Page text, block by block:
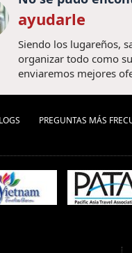
ayudarle
Siendo los lugareños,
organizar todo como
enviaremos mejores
PREGUNTAS MÁS